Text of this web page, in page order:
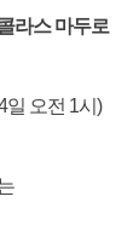
라스 마두로
일 오전 1시)